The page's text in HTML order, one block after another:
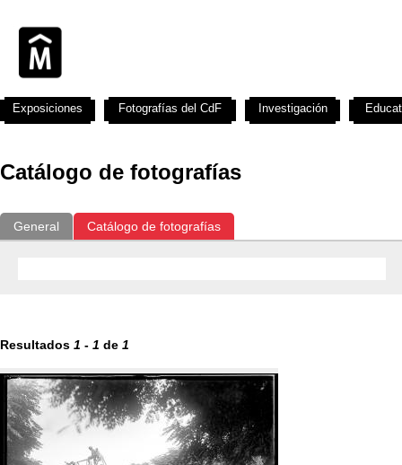
Catálogo de fotografías
General Catálogo de fotografías
Resultados 1 - 1 de 1
Exposiciones Fotografías del CdF Investigación